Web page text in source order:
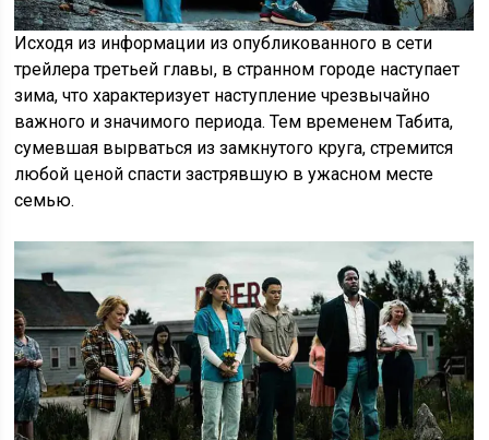
Исходя из информации из опубликованного в сети
трейлера третьей главы, в странном городе наступает
зима, что характеризует наступление чрезвычайно
важного и значимого периода. Тем временем Табита,
сумевшая вырваться из замкнутого круга, стремится
любой ценой спасти застрявшую в ужасном месте
семью.